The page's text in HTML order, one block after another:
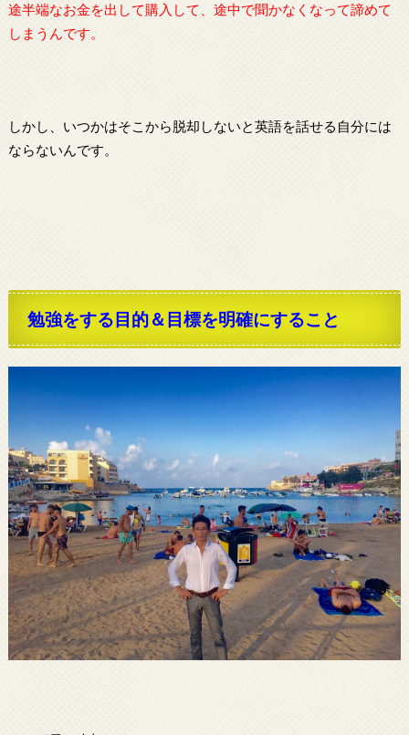
途半端なお金を出して購入して、 途中で聞かなくなって諦めて
しまうんです。
しかし、いつかはそこから脱却しないと英語を話せる自分には
ならないんです。
勉強をする目的＆目標を明確にすること